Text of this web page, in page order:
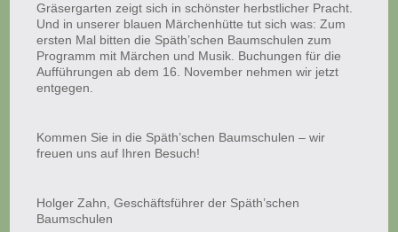
Gräsergarten zeigt sich in schönster herbstlicher Pracht.
Und in unserer blauen Märchenhütte tut sich was:Zum
ersten Mal bitten die Späth’schen Baumschulen zum
Programm mit Märchen und Musik. Buchungen für die
Aufführungen ab dem 16. November nehmen wir jetzt
entgegen.
Kommen Sie in die Späth’schen Baumschulen – wir
freuen uns auf Ihren Besuch!
Holger Zahn, Geschäftsführer der Späth’schen
Baumschulen